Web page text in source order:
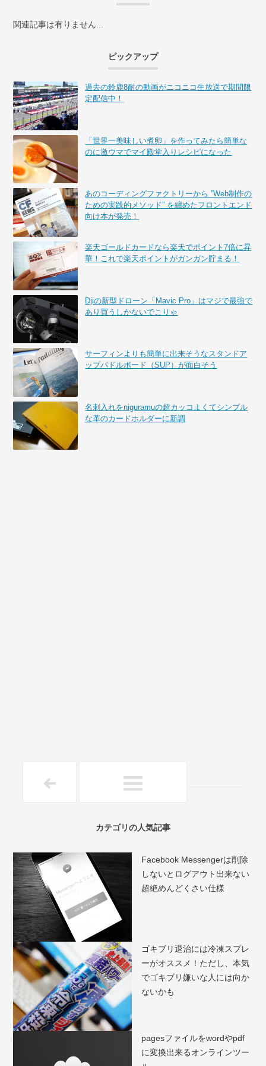
関連記事は有りません...
ピックアップ
過去の鈴鹿8耐の動画がニコニコ生放送で期間限
定配信中！
「世界一美味しい煮卵」を作ってみたら簡単な
のに激ウマでマイ殿堂入りレシピになった
あのコーディングファクトリーから ”Web制作の
ための実践的メソッド” を纏めたフロントエンド
向け本が発売！
楽天ゴールドカードなら楽天でポイント7倍に昇
華！これで楽天ポイントがガンガン貯まる！
Djiの新型ドローン「Mavic Pro」はマジで最強で
あり買うしかないでこりゃ
サーフィンよりも簡単に出来そうなスタンドア
ップパドルボード（SUP）が面白そう
名刺入れをniguramuの超カッコよくてシンプル
な革のカードホルダーに新調
カテゴリの人気記事
Facebook Messengerは削除
しないとログアウト出来ない
超絶めんどくさい仕様
ゴキブリ退治には冷凍スプレ
ーがオススメ！ただし、本気
でゴキブリ嫌いな人には向か
ないかも
pagesファイルをwordやpdf
に変換出来るオンラインツー